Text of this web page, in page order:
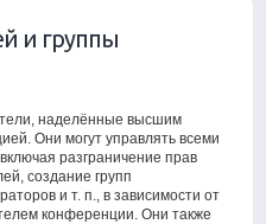
и группы
наделённые высшим
Они могут управлять всеми
разграничение прав
создание групп
и т. п., в зависимости от
конференции. Они также